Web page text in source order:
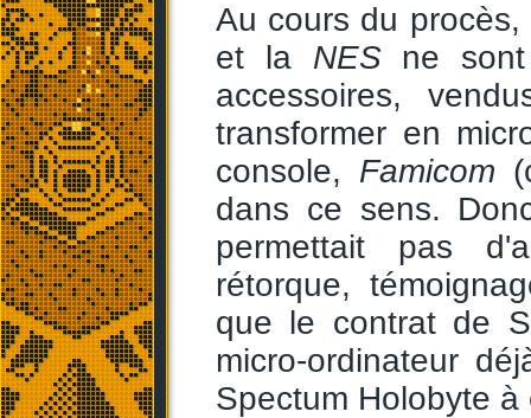
Au cours du
et la NESne sont
accessoires,
transformer en
console, Famicom
dans ce sens.
permettait pas
rétorque,
que le contrat de
micro-ordinateur
Spectum Holobyte